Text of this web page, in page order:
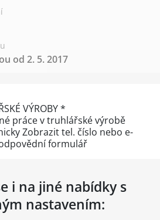
od 2. 5. 2017
VÝROBY *
práce v truhlářské výrobě
Zobrazit tel. číslo nebo e-
formulář
i na jiné nabídky s
nastavením: